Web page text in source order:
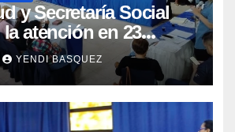
y Secretaría Social
atención en 23
YENDI BASQUEZ